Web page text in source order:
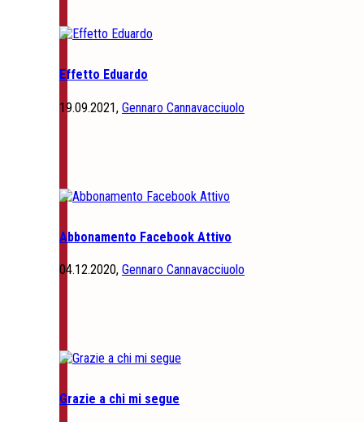
Effetto Eduardo
19.09.2021, Gennaro Cannavacciuolo
Abbonamento Facebook Attivo
04.12.2020, Gennaro Cannavacciuolo
Grazie a chi mi segue